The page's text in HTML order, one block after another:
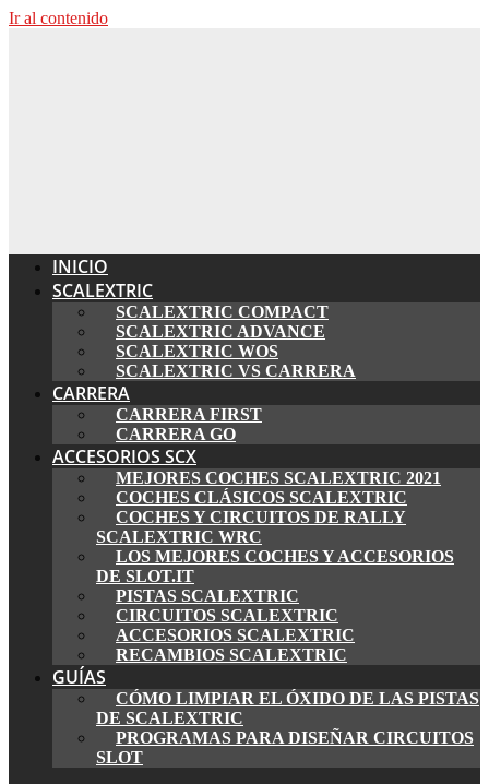
Ir al contenido
INICIO
SCALEXTRIC
SCALEXTRIC COMPACT
SCALEXTRIC ADVANCE
SCALEXTRIC WOS
SCALEXTRIC VS CARRERA
CARRERA
CARRERA FIRST
CARRERA GO
ACCESORIOS SCX
MEJORES COCHES SCALEXTRIC 2021
COCHES CLÁSICOS SCALEXTRIC
COCHES Y CIRCUITOS DE RALLY
SCALEXTRIC WRC
LOS MEJORES COCHES Y ACCESORIOS
DE SLOT.IT
PISTAS SCALEXTRIC
CIRCUITOS SCALEXTRIC
ACCESORIOS SCALEXTRIC
RECAMBIOS SCALEXTRIC
GUÍAS
CÓMO LIMPIAR EL ÓXIDO DE LAS PISTAS
DE SCALEXTRIC
PROGRAMAS PARA DISEÑAR CIRCUITOS
SLOT